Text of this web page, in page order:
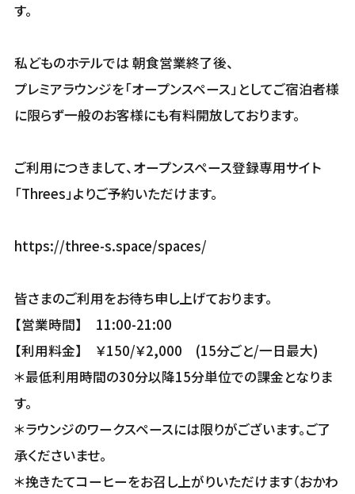
す。
私どものホテルでは 朝食営業終了後、
プレミアラウンジを「オープンスペース」としてご宿泊者様
に限らず一般のお客様にも有料開放しております。
ご利用につきまして、オープンスペース登録専用サイト
「Threes」よりご予約いただけます。
https://three-s.space/spaces/
皆さまのご利用をお待ち申し上げております。
【営業時間】 11:00-21:00
【利用料金】 ￥150/￥2,000 (15分ごと/一日最大)
＊最低利用時間の30分以降15分単位での課金となりま
す。
＊ラウンジのワークスペースには限りがございます。ご了
承くださいませ。
＊挽きたてコーヒーをお召し上がりいただけます（おかわ